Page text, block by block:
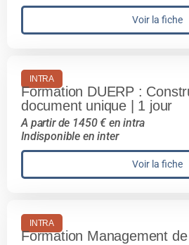
Voir la fiche
INTRA
Formation DUERP :
document unique | 1 jour
A partir de 1450 € en intra
Indisponible en inter
Voir la fiche
INTRA
Formation Management